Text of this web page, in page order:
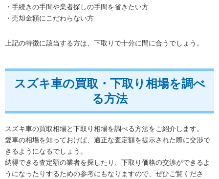
・手続きの手間や業者探しの手間を省きたい方
・売却金額にこだわらない方
上記の特徴に該当する方は、下取りで十分に間に合うでしょう。
スズキ車の買取・下取り相場を調べ
る方法
スズキ車の買取相場と下取り相場を調べる方法をご紹介します。
愛車の相場を知っておけば、適正な査定額を提示された際に交渉で
きるようになるでしょう。
納得できる査定額の業者を探したり、下取り価格の交渉ができるよ
うになったりするための参考にもなりますので、ぜひご覧くださ